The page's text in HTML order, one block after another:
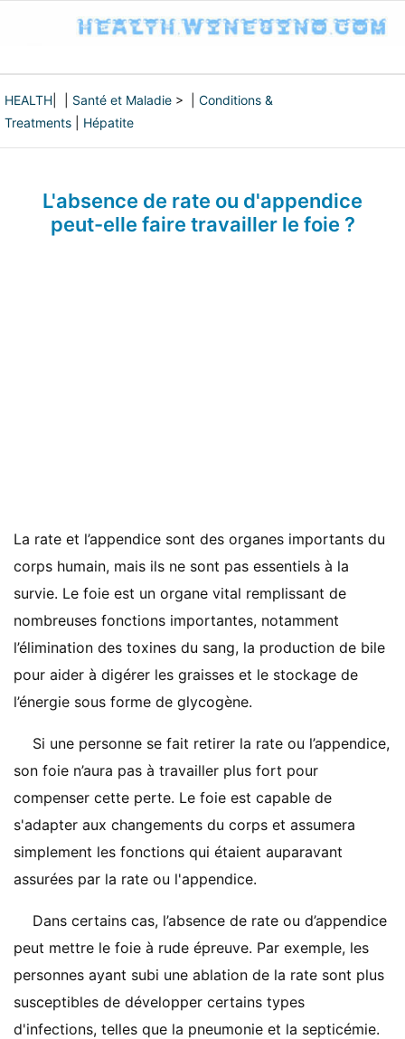
HEALTH Santé et Maladie > | Conditions &
Treatments
Hépatite
L'absence de rate ou d'appendice
peut-elle faire travailler le foie ?
La rate et l’appendice sont des organes importants du
corps humain, mais ils ne sont pas essentiels à la
survie. Le foie est un organe vital remplissant de
nombreuses fonctions importantes, notamment
l’élimination des toxines du sang, la production de bile
pour aider à digérer les graisses et le stockage de
l’énergie sous forme de glycogène.
Si une personne se fait retirer la rate ou l’appendice,
son foie n’aura pas à travailler plus fort pour
compenser cette perte. Le foie est capable de
s'adapter aux changements du corps et assumera
simplement les fonctions qui étaient auparavant
assurées par la rate ou l'appendice.
Dans certains cas, l’absence de rate ou d’appendice
peut mettre le foie à rude épreuve. Par exemple, les
personnes ayant subi une ablation de la rate sont plus
susceptibles de développer certains types
d'infections, telles que la pneumonie et la septicémie.